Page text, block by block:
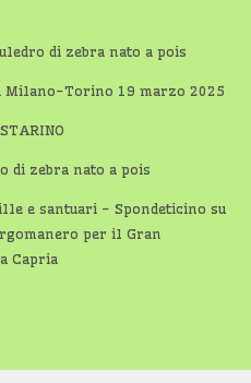
di zebra nato a pois
Milano-Torino 19 marzo 2025
di zebra nato a pois
e santuari - Spondeticino su
per il Gran
Capria